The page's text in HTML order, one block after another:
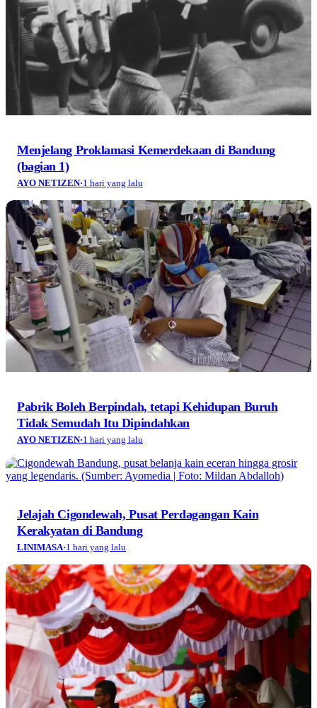
Menjelang Proklamasi Kemerdekaan di Bandung
(bagian 1)
AYO NETIZEN·1 hari yang lalu
Pabrik Boleh Berpindah, tetapi Kehidupan Buruh
Tidak Semudah Itu Dipindahkan
AYO NETIZEN·1 hari yang lalu
Jelajah Cigondewah, Pusat Perdagangan Kain
Kerakyatan di Bandung
LINIMASA·1 hari yang lalu